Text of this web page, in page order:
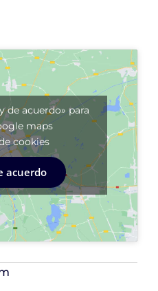
de acuerdo» para
maps
cookies
acuerdo